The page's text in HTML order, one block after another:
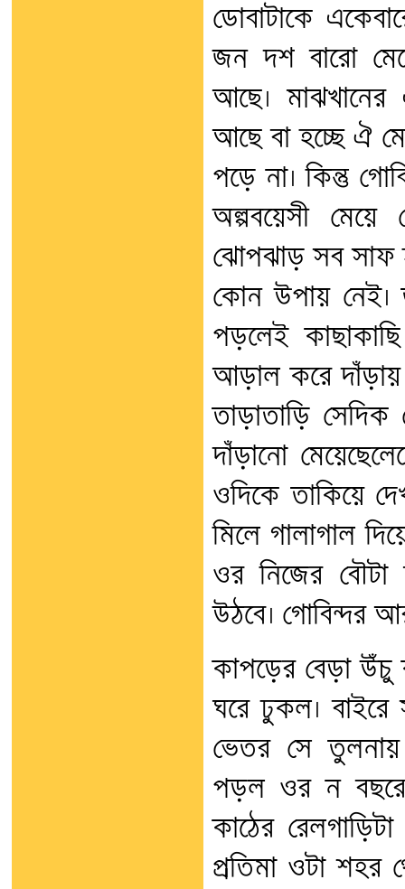
ডোবাটাকে
জন দশ বারো
আছে। মাঝখানের
আছে বা হচ্ছে ঐ
পড়ে না। কিন্তু
অল্পবয়েসী
ঝোপঝাড় সব সাফ
কোন উপায়
পড়লেই
আড়াল করে দাঁড়ায়
তাড়াতাড়ি
দাঁড়ানো
ওদিকে তাকিয়ে
মিলে গালাগাল
ওর নিজের
উঠবে। গোবিন্দর
কাপড়ের বেড়া উঁচু
ঘরে ঢুকল।
ভেতর সে
পড়ল ওর ন
কাঠের
প্রতিমা ওটা শহর